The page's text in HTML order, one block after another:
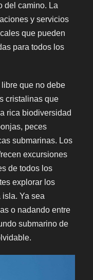
del camino. La
y servicios
que pueden
para todos los
que no debe
cristalinas que
rica biodiversidad
peces
submarinas. Los
excursiones
de todos los
explorar los
Ya sea
o nadando entre
submarino de